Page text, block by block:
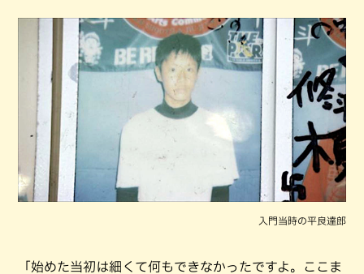
入門当時の平良達郎
「始めた当初は細くて何もできなかったですよ。ここま